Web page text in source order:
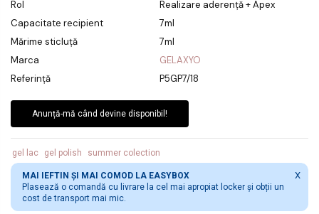
Rol
Realizare aderență + Apex
Capacitate recipient
7ml
Mărime sticluță
7ml
Marca
GELAXYO
Referință
P5GP7/18
Anunță-mă când devine disponibil!
gel lac gel polish summer colection
MAI IEFTIN ȘI MAI COMOD LA EASYBOX
Plasează o comandă cu livrare la cel mai apropiat locker și obții un
cost de transport mai mic.
X